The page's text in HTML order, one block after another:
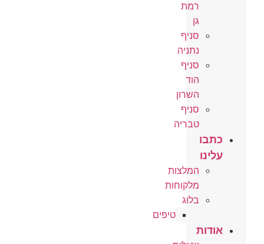
רמת
גן
סניף
נתניה
סניף
הוד
השרון
סניף
טבריה
כתבו
עלינו
המלצות
מלקוחות
בלוג
טיפים
אודות